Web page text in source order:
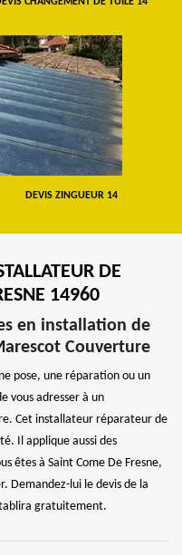
DEVIS ZINGUEUR 14
DE
14960
en installation de
Couverture
pose, une réparation ou un
vous adresser à un
Cet installateur réparateur de
Il applique aussi des
êtes à Saint Come De Fresne,
Demandez-lui le devis de la
gratuitement.